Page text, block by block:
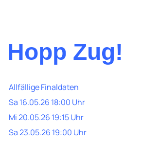
Hopp Zug!
Allfällige Finaldaten
Sa 16.05.26 18:00 Uhr
Mi 20.05.26 19:15 Uhr
Sa 23.05.26 19:00 Uhr